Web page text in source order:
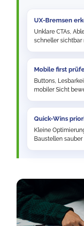
UX-Bremsen
Unklare CTAs,
schneller sichtbar
Mobile first
Buttons,
mobiler Sicht
Quick-Wins
Kleine
Baustellen sauber